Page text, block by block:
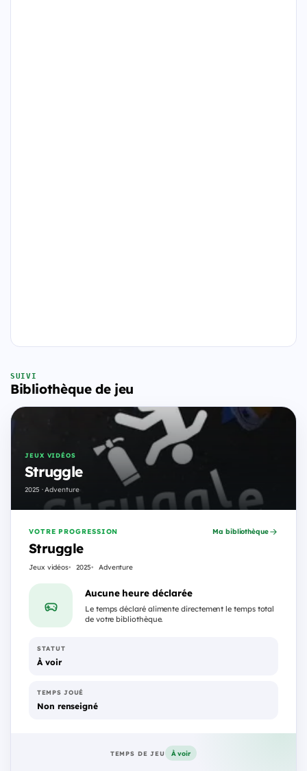
SUIVI
Bibliothèque de jeu
JEUX VIDÉOS
Struggle
2025 · Adventure
VOTRE PROGRESSION
Struggle
Jeux vidéos 2025 Adventure
Ma bibliothèque
Aucune heure déclarée
Le temps déclaré alimente directement le temps total
de votre bibliothèque.
STATUT
À voir
TEMPS JOUÉ
Non renseigné
TEMPS DE JEU À voir